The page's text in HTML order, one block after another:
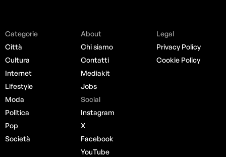
Categorie
Città
Cultura
Internet
Lifestyle
Moda
Politica
Pop
Società
About
Chi siamo
Contatti
Mediakit
Jobs
Social
Instagram
X
Facebook
YouTube
Legal
Privacy Policy
Cookie Policy